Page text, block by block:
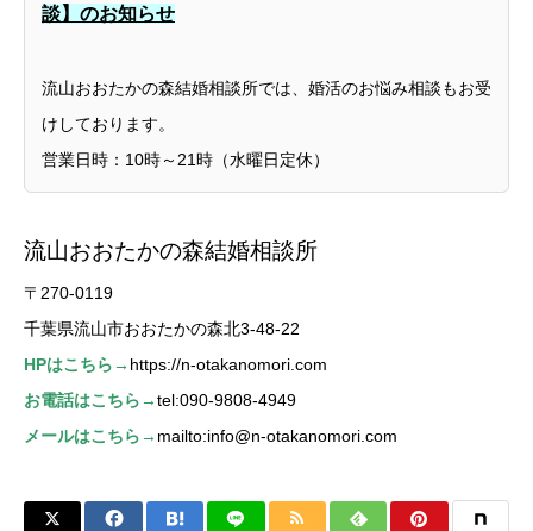
談】のお知らせ
流山おおたかの森結婚相談所では、婚活のお悩み相談もお受
けしております。
営業日時：10時～21時（水曜日定休）
流山おおたかの森結婚相談所
〒270-0119
千葉県流山市おおたかの森北3-48-22
HPはこちら→ https://n-otakanomori.com
お電話はこちら→tel:090-9808-4949
メールはこちら→ mailto:info@n-otakanomori.com